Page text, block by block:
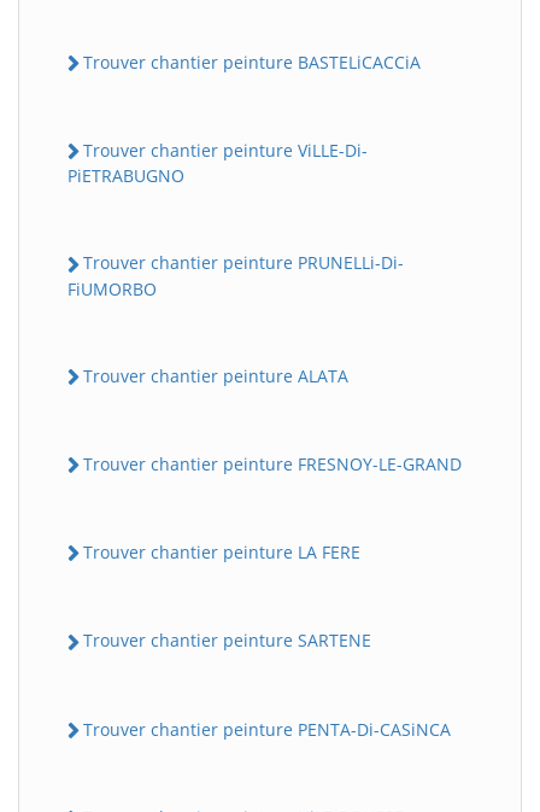
Trouver chantier peinture BASTELiCACCiA
Trouver chantier peinture ViLLE-Di-
PiETRABUGNO
Trouver chantier peinture PRUNELLi-Di-
FiUMORBO
Trouver chantier peinture ALATA
Trouver chantier peinture FRESNOY-LE-GRAND
Trouver chantier peinture LA FERE
Trouver chantier peinture SARTENE
Trouver chantier peinture PENTA-Di-CASiNCA